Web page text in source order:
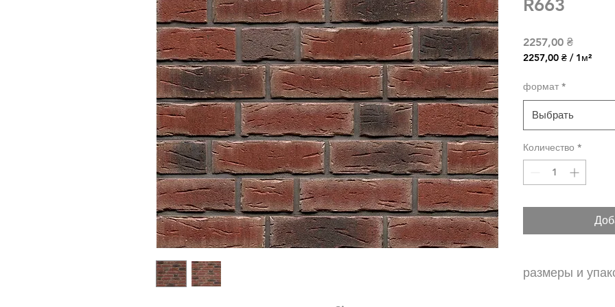
R663
2257,00 ₴Цена
2257,00 ₴ / 1м²
за
Квадратный
метр
формат *
Выбрать
Количество *
размеры и